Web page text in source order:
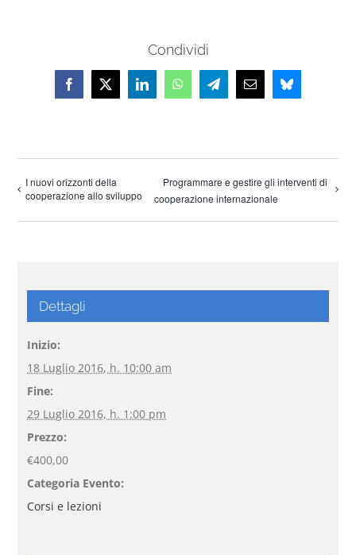
Condividi
Facebook
X LinkedInWhatsAppTelegramEmail Bluesky
I nuovi orizzonti della
cooperazione allo sviluppo
Programmare e gestire gli interventi di
cooperazione internazionale
Dettagli
Inizio:
18 Luglio 2016, h. 10:00 am
Fine:
29 Luglio 2016, h. 1:00 pm
Prezzo:
€400,00
Categoria Evento:
Corsi e lezioni